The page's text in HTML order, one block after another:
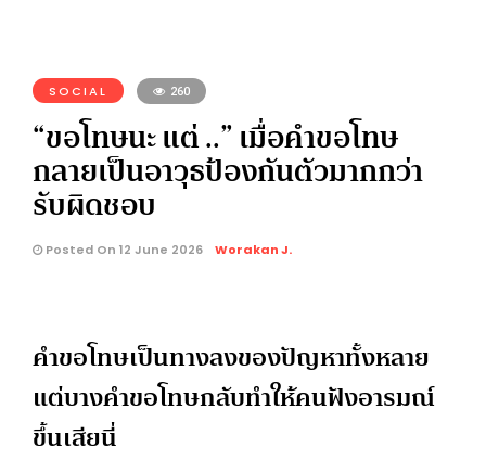
SOCIAL 260
“ขอโทษนะ แต่ ..” เมื่อคำขอโทษ
กลายเป็นอาวุธป้องกันตัวมากกว่า
รับผิดชอบ
Posted On 12 June 2026 Worakan J.
คำขอโทษเป็นทางลงของปัญหาทั้งหลาย
แต่บางคำขอโทษกลับทำให้คนฟังอารมณ์
ขึ้นเสียนี่